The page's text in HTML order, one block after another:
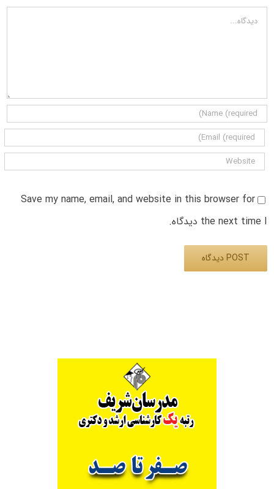
دیدگاه
Save my name, email, and website in this browser for
the next time I دیدگاه.